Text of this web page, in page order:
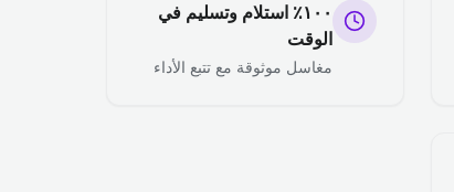
١٠٠٪ استلام وتسليم في
الوقت
مغاسل موثوقة مع تتبع الأداء